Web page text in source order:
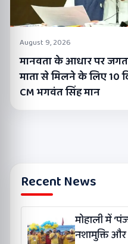
August 9, 2026
मानवता के आधार पर
माता से मिलने के लिए 10
CM भगवंत सिंह मान
Recent News
मोहाली में
नशामुक्ति